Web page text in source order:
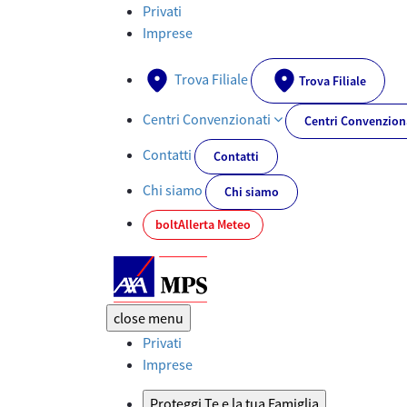
Privacy AXA MPS Danni - AXA-MPS.IT
Privati
Imprese
Trova Filiale Trova Filiale
Centri Convenzionati Centri
Contatti Contatti
Chi siamo
Chi siamo
boltAllerta Meteo
close menu
Privati
Imprese
Proteggi Te e la tua Famiglia